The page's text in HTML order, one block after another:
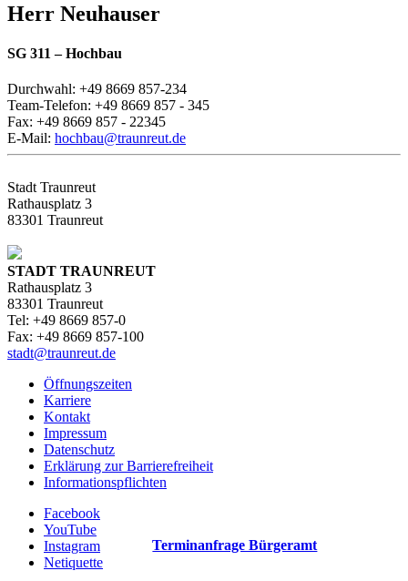
Herr Neuhauser
SG 311 – Hochbau
Durchwahl: +49 8669 857-234
Team-Telefon: +49 8669 857 - 345
Fax: +49 8669 857 - 22345
E-Mail: hochbau@traunreut.de
Stadt Traunreut
Rathausplatz 3
83301 Traunreut
STADT TRAUNREUT
Rathausplatz 3
83301 Traunreut
Tel: +49 8669 857-0
Fax: +49 8669 857-100
stadt@traunreut.de
Öffnungszeiten
Karriere
Kontakt
Impressum
Datenschutz
Erklärung zur Barrierefreiheit
Informationspflichten
Facebook
YouTube
Instagram
Netiquette
Terminanfrage Bürgeramt